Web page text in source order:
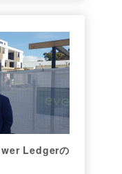
Ledgerの